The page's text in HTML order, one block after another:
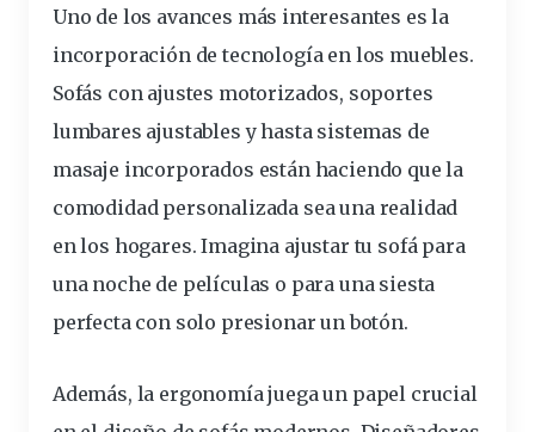
Uno de los avances más interesantes es la
incorporación de tecnología en los muebles.
Sofás con ajustes motorizados, soportes
lumbares ajustables y hasta sistemas de
masaje incorporados están haciendo que la
comodidad personalizada sea una realidad
en los hogares. Imagina ajustar tu sofá para
una noche de películas o para una siesta
perfecta con solo presionar un botón.
Además, la ergonomía juega un papel crucial